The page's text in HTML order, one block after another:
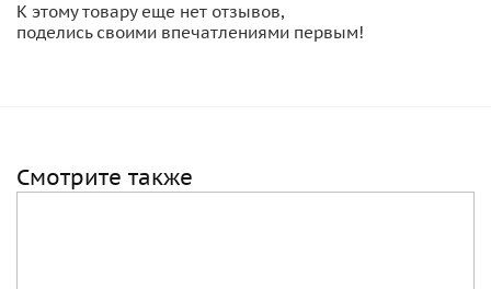
К этому товару еще нет отзывов,
поделись своими впечатлениями первым!
Смотрите также